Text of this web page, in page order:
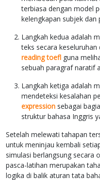
terbiasa dengan model
kelengkapan subjek dan
Langkah kedua adalah
teks secara
reading toefl guna
sebuah paragraf naratif
Langkah ketiga adalah
mendeteksi kesalahan
expression sebagai
struktur bahasa Inggris
Setelah melewati tahapan
untuk meninjau kembali
simulasi berlangsung secara
pasca-latihan merupakan
logika di balik aturan tata